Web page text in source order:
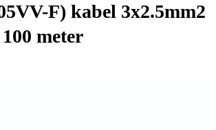
F) kabel 3x2.5mm2
meter